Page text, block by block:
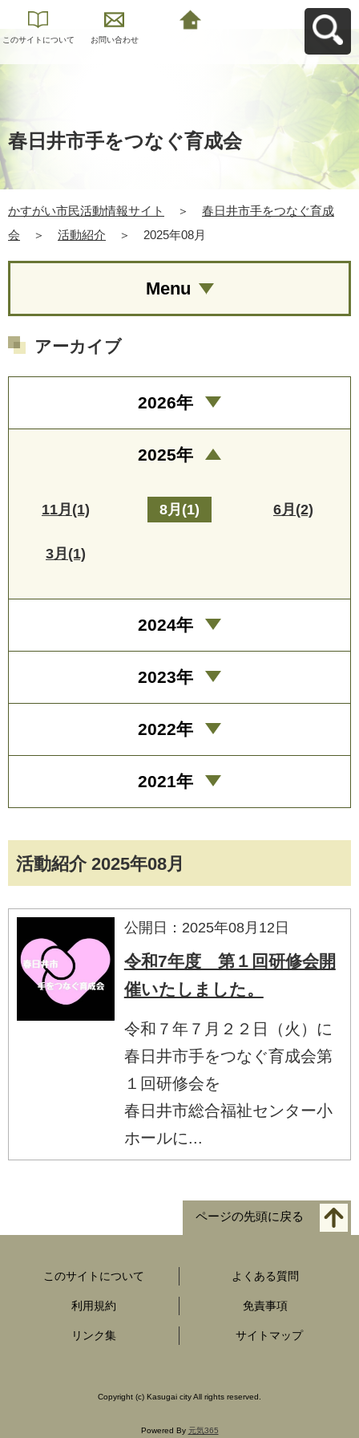
このサイトについて お問い合わせ
春日井市手をつなぐ育成会
かすがい市民活動情報サイト ＞
春日井市手をつなぐ育成
会
＞ 活動紹介 ＞ 2025年08月
活動紹介 2025年08月
公開日：2025年08月12日
令和7年度 第１回研修会開
催いたしました。
令和７年７月２２日（火）に
春日井市手をつなぐ育成会第
１回研修会を
春日井市総合福祉センター小
ホールに...
Menu
アーカイブ
2026年
2025年
11月(1) 8月(1) 6月(2)
3月(1)
2024年
2023年
2022年
2021年
ページの先頭に戻る
このサイトについて よくある質問
利用規約 免責事項
リンク集 サイトマップ
Copyright (c) Kasugai city All rights reserved.
Powered By 元気365